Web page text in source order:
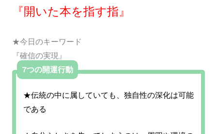
『開いた本を指す指』
★今日のキーワード
『確信の実現』
7つの開運行動
★伝統の中に属していても、独自性の深化は可能
である